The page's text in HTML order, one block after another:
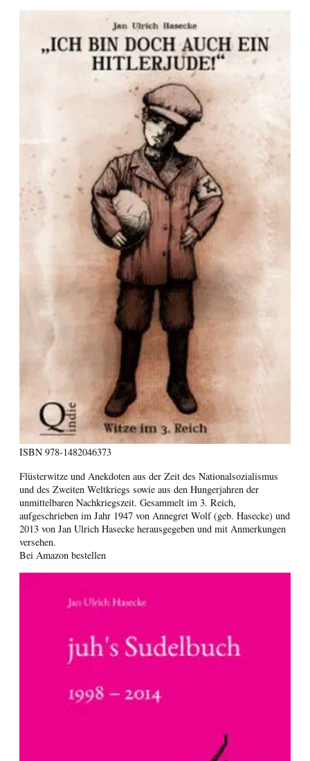
ISBN 978-1482046373
Flüsterwitze und Anekdoten aus der Zeit des Nationalsozialismus
und des Zweiten Weltkriegs sowie aus den Hungerjahren der
unmittelbaren Nachkriegszeit. Gesammelt im 3. Reich,
aufgeschrieben im Jahr 1947 von Annegret Wolf (geb. Hasecke) und
2013 von Jan Ulrich Hasecke herausgegeben und mit Anmerkungen
versehen.
Bei Amazon bestellen